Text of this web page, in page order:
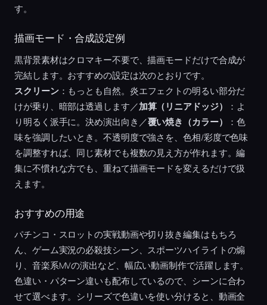
す。
描画モード・合成設定例
黒背景素材はクロマキー不要で、描画モードだけで合成が
完結します。おすすめの設定は次のとおりです。
スクリーン：もっとも自然。炎エフェクトの明るい部分だ
けが乗り、暗部は透過します／加算（リニアドッジ）
：よ
り明るく派手に。決め演出向き／覆い焼き（カラー）
：色
味を強調したいとき。不透明度で強さを、色相/彩度で色味
を調整すれば、同じ素材でも複数の見え方が作れます。編
集に不慣れな方でも、重ねて描画モードを変えるだけで扱
えます。
おすすめの用途
パチンコ・スロットの実戦動画や切り抜き編集はもちろ
ん、ゲーム実況の必殺技シーン、スポーツハイライトの煽
り、音楽系MVの演出など、幅広い動画制作で活躍します。
色違い・パターン違いも配布しているので、シーンに合わ
せて選べます。シリーズで色違いを使い分けると、動画全